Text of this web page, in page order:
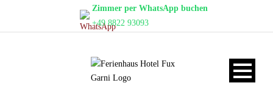
Zimmer per WhatsApp buchen
+49 8822 93093